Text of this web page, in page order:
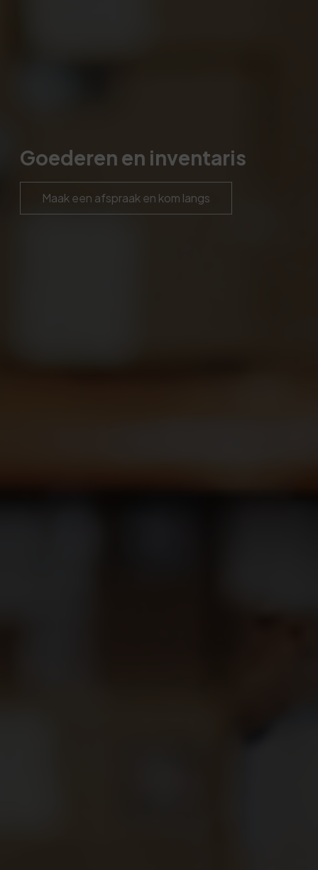
Goederen en inventaris
Maak een afspraak en kom langs